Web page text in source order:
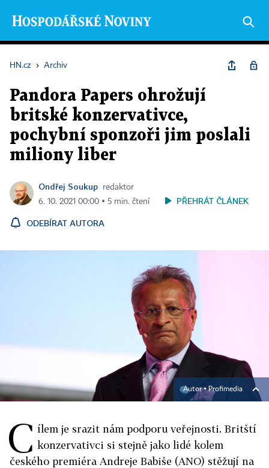
HN.cz › Archiv
Pandora Papers ohrožují
britské konzervativce,
pochybní sponzoři jim poslali
miliony liber
Ondřej Soukup
redaktor
6. 10. 2021 00:00 ▪ 5 min. čtení
PŘEHRÁT ČLÁNEK
ODEBÍRAT AUTORA
Autor ▪Profimedia
C ílem je srazit nám podporu veřejnosti. Britští
konzervativci si stejně jako lidé kolem
českého premiéra Andreje Babiše (ANO) stěžují na